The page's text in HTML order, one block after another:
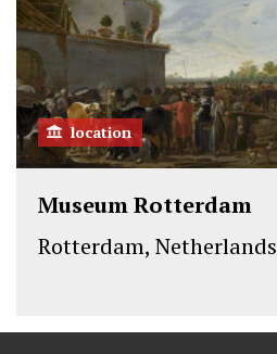
location
Museum Rotterdam
Rotterdam, Netherlands